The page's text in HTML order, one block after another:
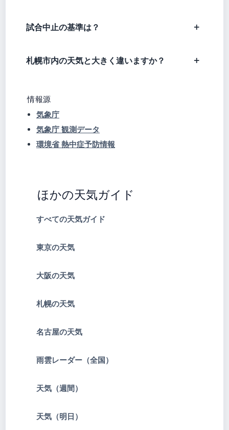
試合中止の基準は？
札幌市内の天気と大きく違いますか？
情報源
気象庁
気象庁 観測データ
環境省 熱中症予防情報
ほかの天気ガイド
すべての天気ガイド
東京の天気
大阪の天気
札幌の天気
名古屋の天気
雨雲レーダー（全国）
天気（週間）
天気（明日）